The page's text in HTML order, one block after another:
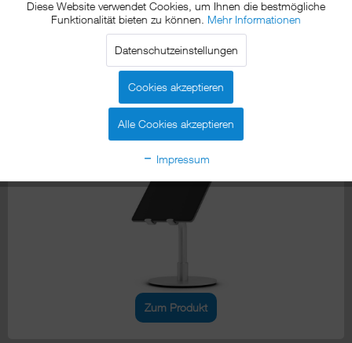
Zum Produkt
xMount@Counter allround
iPad Tischhalterung
Zum Produkt
Diese Website verwendet Cookies, um Ihnen die bestmögliche
Funktionalität bieten zu können. Mehr Informationen
Datenschutzeinstellungen
Cookies akzeptieren
Alle Cookies akzeptieren
Impressum